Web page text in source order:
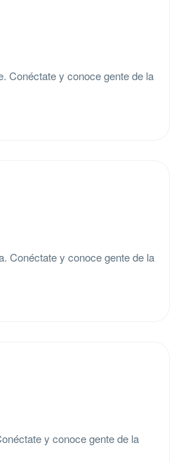
Conéctate y conoce gente de la
Conéctate y conoce gente de la
y conoce gente de la